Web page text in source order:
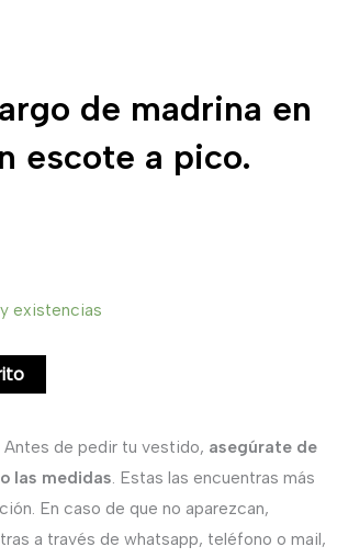
de madrina en
escote a pico.
existencias
de pedir tu vestido, asegúrate de
las medidas. Estas las encuentras más
En caso de que no aparezcan,
a través de whatsapp, teléfono o mail,